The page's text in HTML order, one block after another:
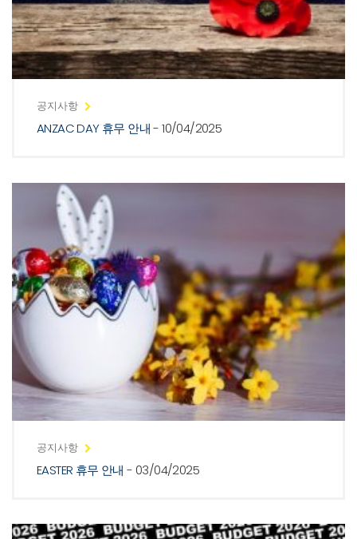
공지사항
ANZAC DAY 휴무 안내- 10/04/2025
공지사항
EASTER 휴무 안내 - 03/04/2025